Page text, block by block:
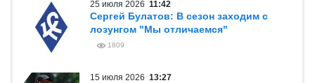
25 июля 2026 11:42
Сергей Булатов: В сезон заходим с
лозунгом "Мы отличаемся"
1809
15 июля 2026 13:27